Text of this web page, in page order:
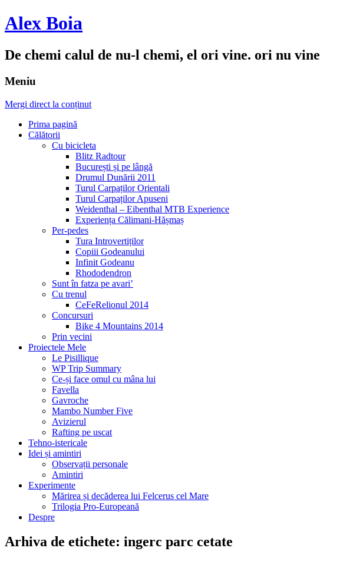
Alex Boia
De chemi calul de nu-l chemi, el ori vine. ori nu vine
Meniu
Mergi direct la conținut
Prima pagină
Călătorii
Cu bicicleta
Blitz Radtour
București și pe lângă
Drumul Dunării 2011
Turul Carpaților Orientali
Turul Carpaților Apuseni
Weidenthal – Eibenthal MTB Experience
Experiența Călimani-Hășmaș
Per-pedes
Tura Introvertiților
Copiii Godeanului
Infinit Godeanu
Rhododendron
Sunt în fatza pe avari’
Cu trenul
CeFeRelionul 2014
Concursuri
Bike 4 Mountains 2014
Prin vecini
Proiectele Mele
Le Pisillique
WP Trip Summary
Ce-și face omul cu mâna lui
Favella
Gavroche
Mambo Number Five
Avizierul
Rafting pe uscat
Tehno-istericale
Idei și amintiri
Observații personale
Amintiri
Experimente
Mărirea și decăderea lui Felcerus cel Mare
Trilogia Pro-Europeană
Despre
Arhiva de etichete: ingerc parc cetate